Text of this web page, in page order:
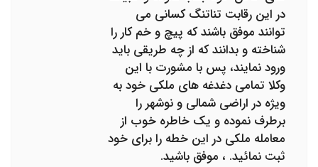
در این رقابت تناتنگ کسانی می
توانند موفق باشند که پیچ و خم کار را
شناخته و بدانند که از چه طریقی باید
ورود نمایند، پس با مشورت با این
وکلا تمامی دغدغه های ملکی خود به
ویژه در اراضی شمالی و نوشهر را
برطرف نموده و یک خاطره خوب از
معامله ملکی در این خطه را برای خود
ثبت نمائید. ، موفق باشید.